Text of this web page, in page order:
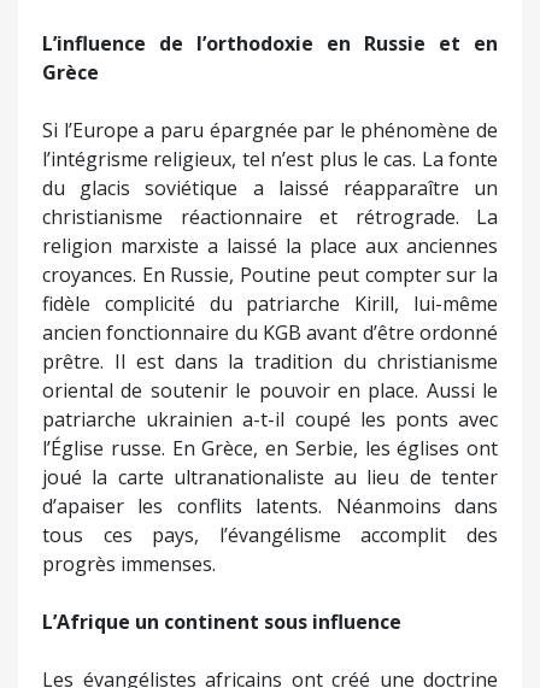
L’influence de l’orthodoxie en Russie et en
Grèce
Si l’Europe a paru épargnée par le phénomène de
l’intégrisme religieux, tel n’est plus le cas. La fonte
du glacis soviétique a laissé réapparaître un
christianisme réactionnaire et rétrograde. La
religion marxiste a laissé la place aux anciennes
croyances. En Russie, Poutine peut compter sur la
fidèle complicité du patriarche Kirill, lui-même
ancien fonctionnaire du KGB avant d’être ordonné
prêtre. Il est dans la tradition du christianisme
oriental de soutenir le pouvoir en place. Aussi le
patriarche ukrainien a-t-il coupé les ponts avec
l’Église russe. En Grèce, en Serbie, les églises ont
joué la carte ultranationaliste au lieu de tenter
d’apaiser les conflits latents. Néanmoins dans
tous ces pays, l’évangélisme accomplit des
progrès immenses.
L’Afrique un continent sous influence
Les évangélistes africains ont créé une doctrine